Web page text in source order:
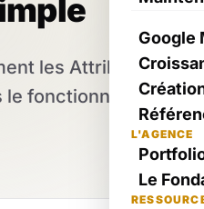
Google
L'AGENCE
Le
les Attributs
le fonctionnement